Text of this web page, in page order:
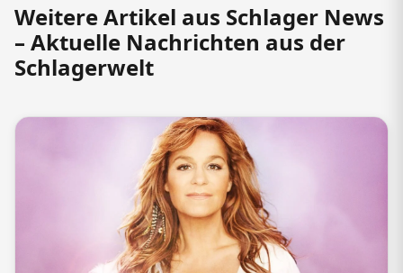
Weitere Artikel aus Schlager News
– Aktuelle Nachrichten aus der
Schlagerwelt